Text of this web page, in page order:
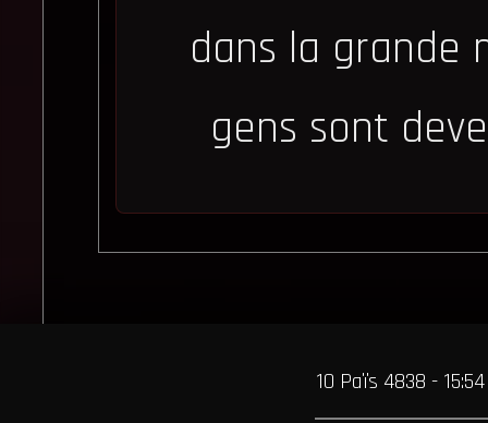
dans la grande
gens sont
10 Païs 4838 - 15:54